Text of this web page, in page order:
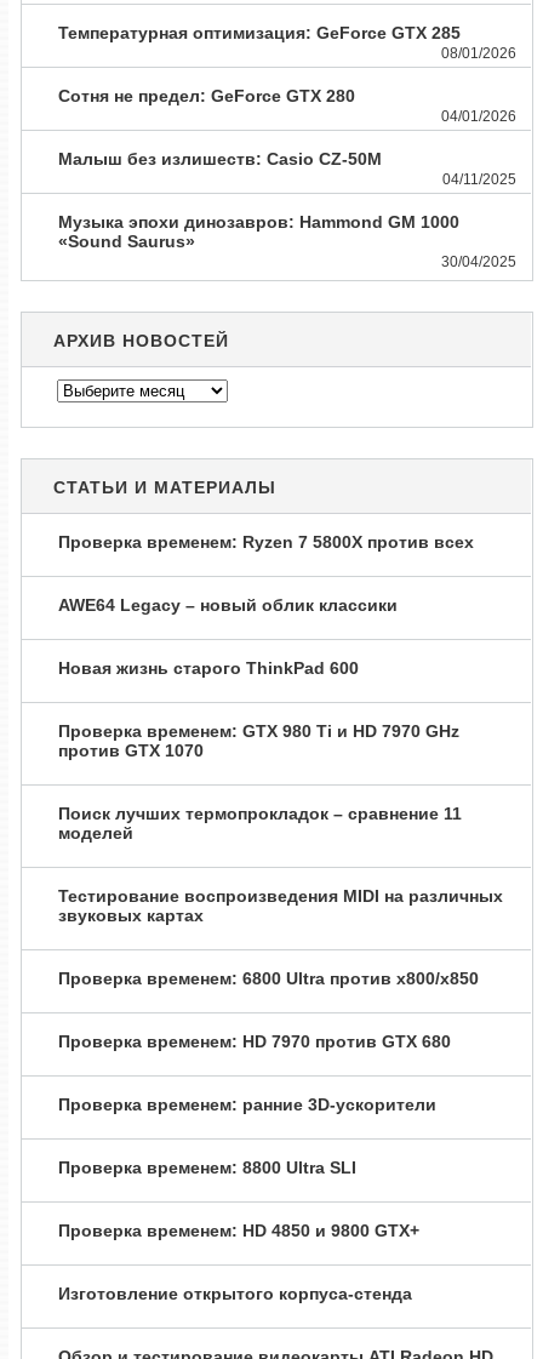
Температурная оптимизация: GeForce GTX 285
08/01/2026
Сотня не предел: GeForce GTX 280
04/01/2026
Малыш без излишеств: Casio CZ-50M
04/11/2025
Музыка эпохи динозавров: Hammond GM 1000
«Sound Saurus»
30/04/2025
АРХИВ НОВОСТЕЙ
Архив
новостей
СТАТЬИ И МАТЕРИАЛЫ
Проверка временем: Ryzen 7 5800X против всех
AWE64 Legacy – новый облик классики
Новая жизнь старого ThinkPad 600
Проверка временем: GTX 980 Ti и HD 7970 GHz
против GTX 1070
Поиск лучших термопрокладок – сравнение 11
моделей
Тестирование воспроизведения MIDI на различных
звуковых картах
Проверка временем: 6800 Ultra против x800/x850
Проверка временем: HD 7970 против GTX 680
Проверка временем: ранние 3D-ускорители
Проверка временем: 8800 Ultra SLI
Проверка временем: HD 4850 и 9800 GTX+
Изготовление открытого корпуса-стенда